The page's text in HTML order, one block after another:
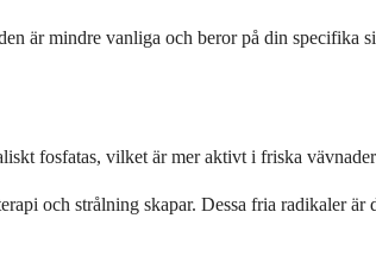
är mindre vanliga och beror på din specifika
fosfatas, vilket är mer aktivt i friska
och strålning skapar. Dessa fria radikaler är